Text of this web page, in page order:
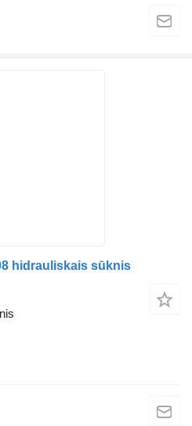
hidrauliskais sūknis